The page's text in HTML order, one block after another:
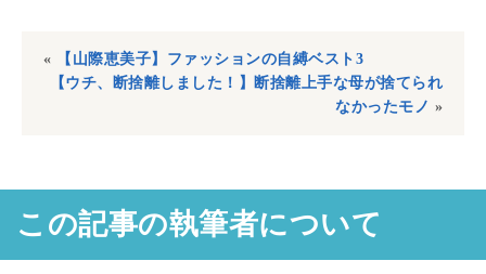
«
【山際恵美子】ファッションの自縛ベスト3
【ウチ、断捨離しました！】断捨離上手な母が捨てられ
なかったモノ »
この記事の執筆者について